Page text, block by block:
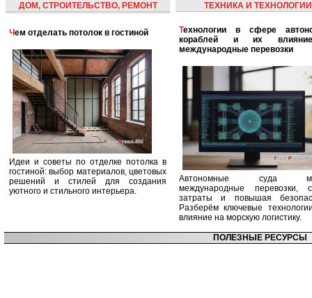
ДОМ, СТРОИТЕЛЬСТВО, РЕМОНТ
Чем отделать потолок в гостиной
Идеи и советы по отделке потолка в
гостиной: выбор материалов, цветовых
решений и стилей для создания
уютного и стильного интерьера.
ТЕХНИКА И ТЕХНОЛОГИИ
Технологии в сфере автономных
кораблей и их
международные перевозки
Автономные суда
международные перевозки,
затраты и повышая
Разберём ключевые
влияние на морскую логистику.
ПОЛЕЗНЫЕ РЕСУРСЫ